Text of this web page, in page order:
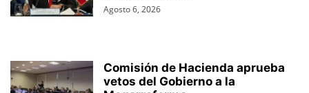
Agosto 6, 2026
Comisión de Hacienda aprueba
vetos del Gobierno a la